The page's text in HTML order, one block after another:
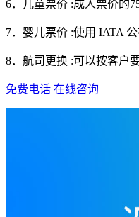
6．儿童票价 :成人票价的
7．婴儿票价 :使用 IATA
8．航司更换 :可以按客户
免费电话 在线咨询